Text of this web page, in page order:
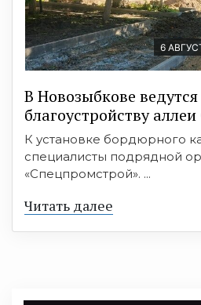
6
В Новозыбкове
благоустройству
К установке бордюрного
специалисты подрядной
«Спецпромстрой». ...
Читать далее